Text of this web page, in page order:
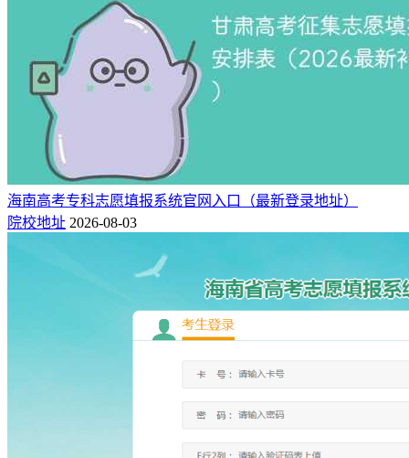
海南高考专科志愿填报系统官网入口（最新登录地址）
院校地址 2026-08-03